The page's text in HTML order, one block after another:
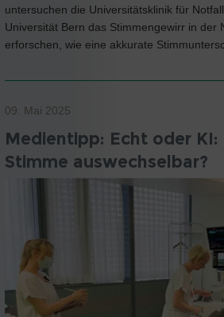
untersuchen die Universitätsklinik für
Universität Bern das Stimmengewirr in der
erforschen, wie eine akkurate
09. Mai 2025
Medientipp: Echt oder KI:
Stimme auswechselbar?